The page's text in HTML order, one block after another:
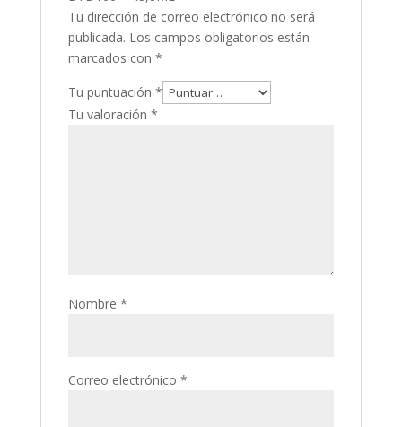
Tu dirección de correo electrónico no será
publicada. Los campos obligatorios están
marcados con *
Tu puntuación *
Tu valoración *
Nombre *
Correo electrónico *